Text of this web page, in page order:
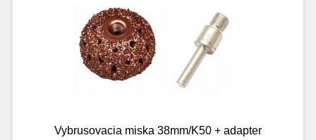
Vybrusovacia miska 38mm/K50 + adapter